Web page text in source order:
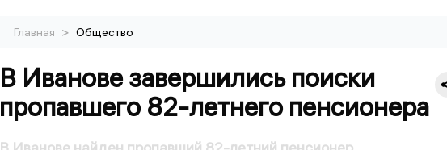
Главная > Общество
В Иванове завершились поиски
пропавшего 82-летнего пенсионера